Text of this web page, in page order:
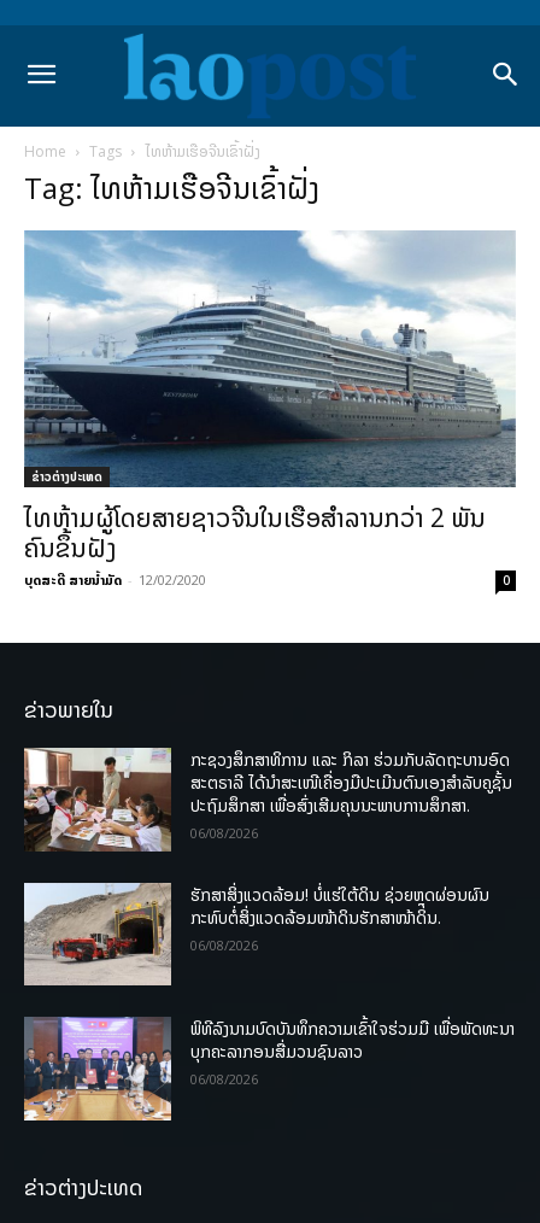
Home Tags ໄທຫ້າມເຮືອຈີນເຂົ້າຝັ່ງ
Tag: ໄທຫ້າມເຮືອຈີນເຂົ້າຝັ່ງ
ຂ່າວຕ່າງປະເທດ
ໄທຫ້າມຜູ້ໂດຍສາຍຊາວຈີນໃນເຮືອສຳລານກວ່າ 2 ພັນ
ຄົນຂຶ້ນຝັ່ງ
ບຸດສະດີ ສາຍນ້ຳມັດ - 12/02/2020 0
ຂ່າວພາຍໃນ
ກະຊວງສຶກສາທິການ ແລະ ກິລາ ຮ່ວມກັບລັດຖະບານອົດ
ສະຕຣາລີ ໄດ້ນຳສະເໜີເຄື່ອງມືປະເມີນຕົນເອງສຳລັບຄູຊັ້ນ
ປະຖົມສຶກສາ ເພື່ອສົ່ງເສີມຄຸນນະພາບການສຶກສາ.
06/08/2026
ຮັກສາສິ່ງແວດລ້ອມ! ບໍ່ແຮ່ໃຕ້ດິນ ຊ່ວຍຫຼຸດຜ່ອນຜົນ
ກະທົບຕໍ່ສິ່ງແວດລ້ອມໜ້າດິນຮັກສາໜ້າດິນ.
06/08/2026
ພິທີລົງນາມບົດບັນທຶກຄວາມເຂົ້າໃຈຮ່ວມມື ເພື່ອພັດທະນາ
ບຸກຄະລາກອນສື່ມວນຊົນລາວ
06/08/2026
ຂ່າວຕ່າງປະເທດ